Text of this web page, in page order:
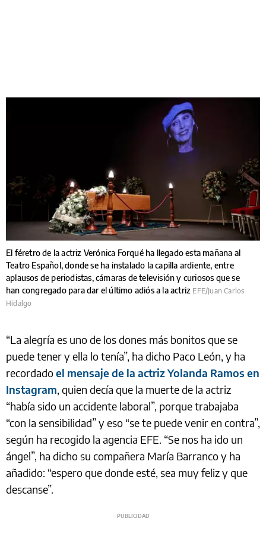
El féretro de la actriz Verónica Forqué ha llegado esta mañana al
Teatro Español, donde se ha instalado la capilla ardiente, entre
aplausos de periodistas, cámaras de televisión y curiosos que se
han congregado para dar el último adiós a la actriz EFE/Juan Carlos
Hidalgo
“La alegría es uno de los dones más bonitos que se
puede tener y ella lo tenía”, ha dicho Paco León, y ha
recordadoel mensaje de la actriz Yolanda Ramos en
Instagram, quien decía que la muerte de la actriz
“había sido un accidente laboral”, porque trabajaba
“con la sensibilidad” y eso “se te puede venir en contra”,
según ha recogido la agencia EFE. “Se nos ha ido un
ángel”, ha dicho su compañera María Barranco y ha
añadido: “espero que donde esté, sea muy feliz y que
descanse”.